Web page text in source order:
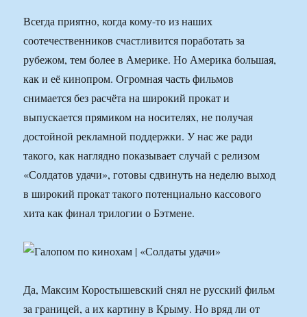
Всегда приятно, когда кому-то из наших
соотечественников счастливится поработать за
рубежом, тем более в Америке. Но Америка большая,
как и её кинопром. Огромная часть фильмов
снимается без расчёта на широкий прокат и
выпускается прямиком на носителях, не получая
достойной рекламной поддержки. У нас же ради
такого, как наглядно показывает случай с релизом
«Солдатов удачи», готовы сдвинуть на неделю выход
в широкий прокат такого потенциально кассового
хита как финал трилогии о Бэтмене.
Да, Максим Коростышевский снял не русский фильм
за границей, а их картину в Крыму. Но вряд ли от